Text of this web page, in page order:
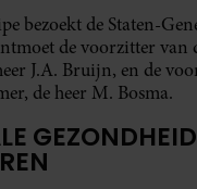
bezoekt de Staten-
de voorzitter van
J.A. Bruijn, en de
de heer M. Bosma.